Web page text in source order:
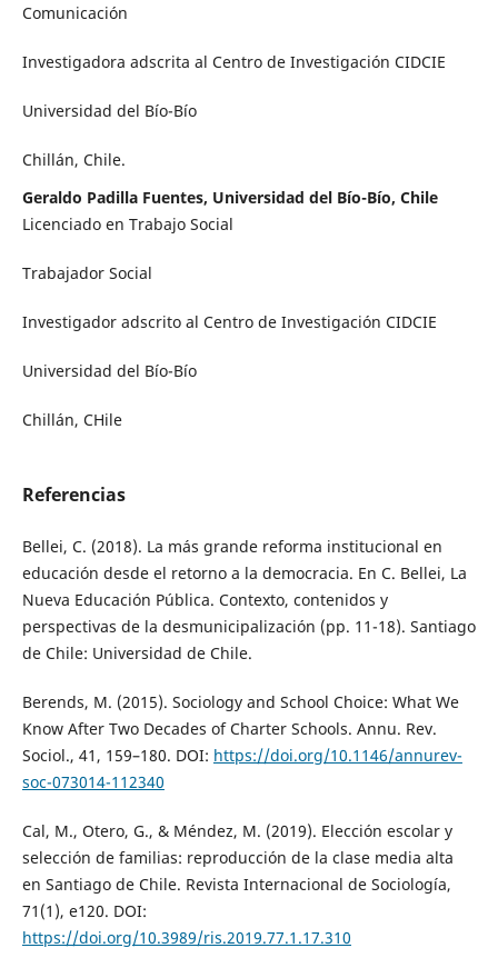
Comunicación
Investigadora adscrita al Centro de Investigación CIDCIE
Universidad del Bío-Bío
Chillán, Chile.
Geraldo Padilla Fuentes, Universidad del Bío-Bío, Chile
Licenciado en Trabajo Social
Trabajador Social
Investigador adscrito al Centro de Investigación CIDCIE
Universidad del Bío-Bío
Chillán, CHile
Referencias
Bellei, C. (2018). La más grande reforma institucional en
educación desde el retorno a la democracia. En C. Bellei, La
Nueva Educación Pública. Contexto, contenidos y
perspectivas de la desmunicipalización (pp. 11-18). Santiago
de Chile: Universidad de Chile.
Berends, M. (2015). Sociology and School Choice: What We
Know After Two Decades of Charter Schools. Annu. Rev.
Sociol., 41, 159–180. DOI: https://doi.org/10.1146/annurev-
soc-073014-112340
Cal, M., Otero, G., & Méndez, M. (2019). Elección escolar y
selección de familias: reproducción de la clase media alta
en Santiago de Chile. Revista Internacional de Sociología,
71(1), e120. DOI:
https://doi.org/10.3989/ris.2019.77.1.17.310